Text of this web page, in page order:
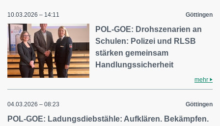
10.03.2026 – 14:11 Göttingen
POL-GOE: Drohszenarien an
Schulen: Polizei und RLSB
stärken gemeinsam
Handlungssicherheit
mehr
04.03.2026 – 08:23 Göttingen
POL-GOE: Ladungsdiebstähle: Aufklären. Bekämpfen.